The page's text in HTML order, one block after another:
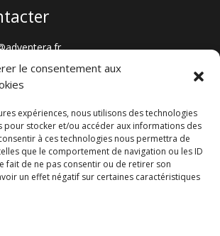
le consentement aux
expériences, nous utilisons des technologies
pour stocker et/ou accéder aux informations des
à ces technologies nous permettra de
que le comportement de navigation ou les ID
fait de ne pas consentir ou de retirer son
un effet négatif sur certaines caractéristiques
73